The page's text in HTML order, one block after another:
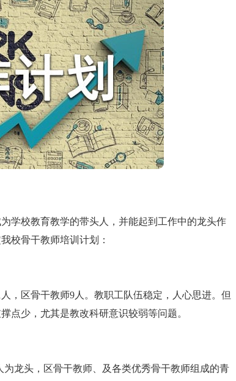
校教育教学的带头人，并能起到工作中的龙头作
校骨干教师培训计划：
区骨干教师9人。教职工队伍稳定，人心思进。但
点少，尤其是教改科研意识较弱等问题。
龙头，区骨干教师、及各类优秀骨干教师组成的青